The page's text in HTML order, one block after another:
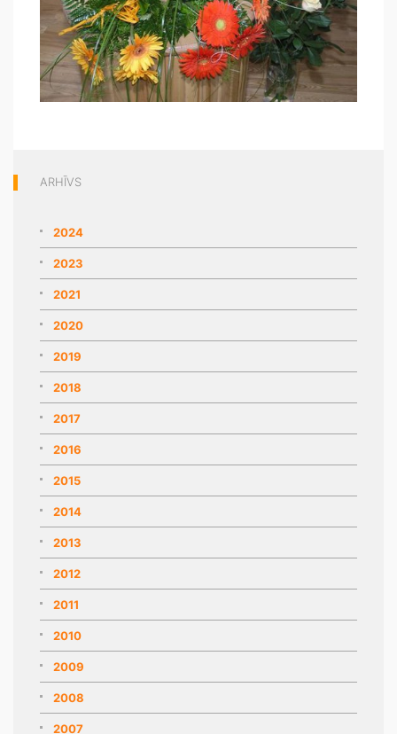
ARHĪVS
2024
2023
2021
2020
2019
2018
2017
2016
2015
2014
2013
2012
2011
2010
2009
2008
2007